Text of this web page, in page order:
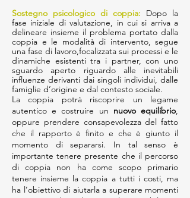
Sostegno psicologico di coppia: Dopo la
fase iniziale di valutazione, in cui si arriva a
delineare insieme il problema portato dalla
coppia e le modalità di intervento, segue
una fase di lavoro,focalizzata sui processi e le
dinamiche esistenti tra i partner, con uno
sguardo aperto riguardo alle inevitabili
influenze derivanti dai singoli individui, dalle
famiglie d’origine e dal contesto sociale.
La coppia potrà riscoprire un legame
autentico e costruire un nuovo equilibrio,
oppure prendere consapevolezza del fatto
che il rapporto è finito e che è giunto il
momento di separarsi. In tal senso è
importante tenere presente che il percorso
di coppia non ha come scopo primario
tenere insieme la coppia a tutti i costi, ma
ha l’obiettivo di aiutarla a superare momenti